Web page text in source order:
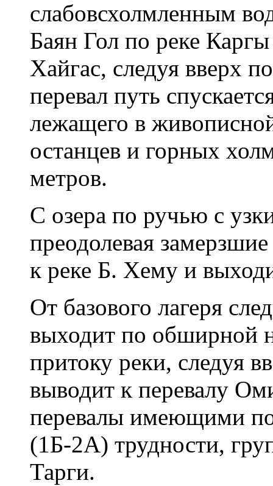
слабовсхолмленным
Баян Гол по реке
Хайгас, следуя вверх
перевал путь
лежащего в
останцев и горных
метров.
С озера по ручью с
преодолевая
к реке Б. Хему и
От базового лагеря
выходит по обширной
притоку реки, следуя
выводит к перевалу
перевалы имеющими
(1Б-2А) трудности,
Тарги.